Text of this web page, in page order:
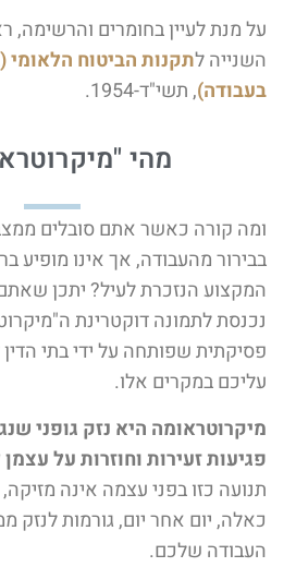
על מנת לעיין בחומרים
השנייה לתקנות הביטוח הלאומי
בעבודה), תשי"ד-1954.
מהי
ומה קורה כאשר אתם סובלים
בבירור מהעבודה, אך אינו מופיע
המקצוע הנזכרת לעיל? יתכן
נכנסת לתמונה דוקטרינת
פסיקתית שפותחה על ידי בתי הדין
עליכם במקרים אלו.
מיקרוטראומה היא נזק גופני
פגיעות זעירות וחוזרות על
תנועה כזו בפני עצמה אינה
כאלה, יום אחר יום, גורמות לנזק
העבודה שלכם.